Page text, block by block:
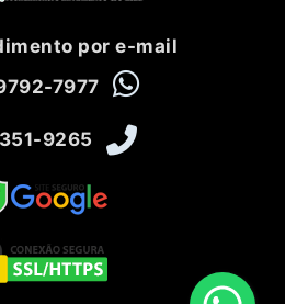
por e-mail
7977
9265